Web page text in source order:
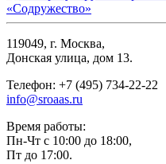
119049, г. Москва,
Донская улица, дом 13.
Телефон: +7 (495) 734-22-22
info@sroaas.ru
Время работы:
Пн-Чт с 10:00 до 18:00,
Пт до 17:00.